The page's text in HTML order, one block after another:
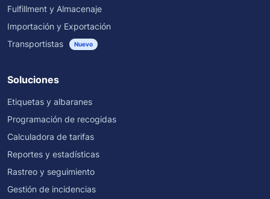
Fulfillment y Almacenaje
Importación y Exportación
Transportistas
Nuevo
Soluciones
Etiquetas y albaranes
Programación de recogidas
Calculadora de tarifas
Reportes y estadísticas
Rastreo y seguimiento
Gestión de incidencias